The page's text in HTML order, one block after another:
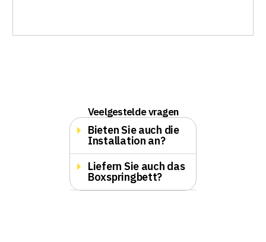
Veelgestelde vragen
Bieten Sie auch die
Installation an?
Liefern Sie auch das
Boxspringbett?